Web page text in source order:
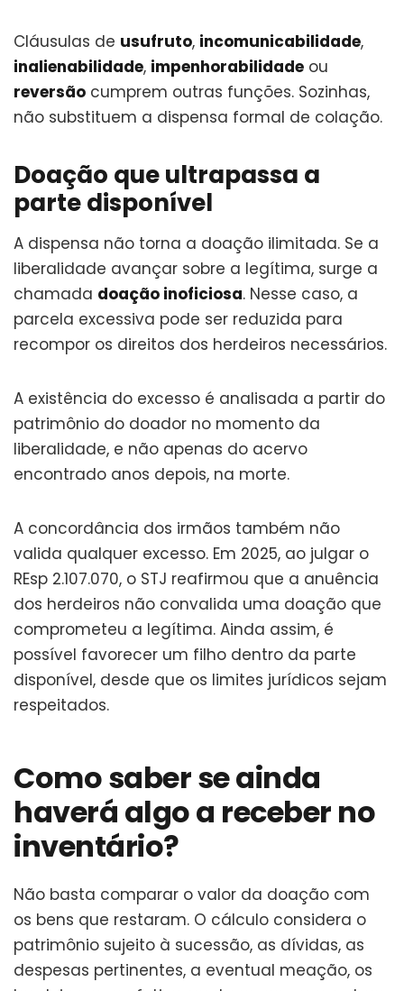
Cláusulas de usufruto, incomunicabilidade,
inalienabilidade, impenhorabilidade ou
reversão cumprem outras funções. Sozinhas,
não substituem a dispensa formal de colação.
Doação que ultrapassa a
parte disponível
A dispensa não torna a doação ilimitada. Se a
liberalidade avançar sobre a legítima, surge a
chamada doação inoficiosa. Nesse caso, a
parcela excessiva pode ser reduzida para
recompor os direitos dos herdeiros necessários.
A existência do excesso é analisada a partir do
patrimônio do doador no momento da
liberalidade, e não apenas do acervo
encontrado anos depois, na morte.
A concordância dos irmãos também não
valida qualquer excesso. Em 2025, ao julgar o
REsp 2.107.070, o STJ reafirmou que a anuência
dos herdeiros não convalida uma doação que
comprometeu a legítima. Ainda assim, é
possível favorecer um filho dentro da parte
disponível, desde que os limites jurídicos sejam
respeitados.
Como saber se ainda
haverá algo a receber no
inventário?
Não basta comparar o valor da doação com
os bens que restaram. O cálculo considera o
patrimônio sujeito à sucessão, as dívidas, as
despesas pertinentes, a eventual meação, os